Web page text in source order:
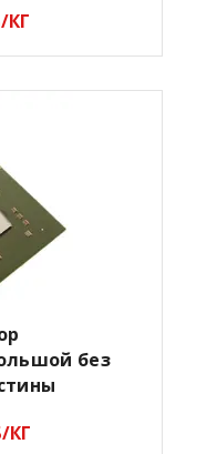
КГ
без
КГ